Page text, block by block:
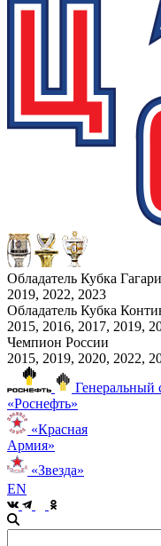
Обладатель Кубка
2019, 2022, 2023
Обладатель Кубка
2015, 2016, 2017, 2019,
Чемпион России
2015, 2019, 2020, 2022,
Генеральный
«Роснефть»
«Красная
Армия»
«Звезда»
EN